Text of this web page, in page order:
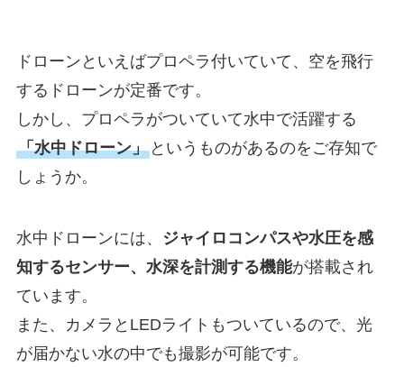
ドローンといえばプロペラ付いていて、空を飛行
するドローンが定番です。
しかし、プロペラがついていて水中で活躍する
「水中ドローン」というものがあるのをご存知で
しょうか。
水中ドローンには、
ジャイロコンパスや水圧を感
知するセンサー、水深を計測する機能が搭載され
ています。
また、カメラとLEDライトもついているので、光
が届かない水の中でも撮影が可能です。